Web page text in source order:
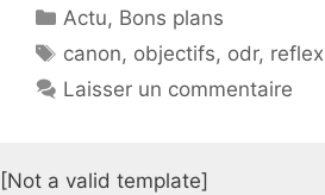
Catégories
Actu, Bons plans
Étiquettes
canon, objectifs, odr, reflex
Laisser un commentaire
[Not a valid template]